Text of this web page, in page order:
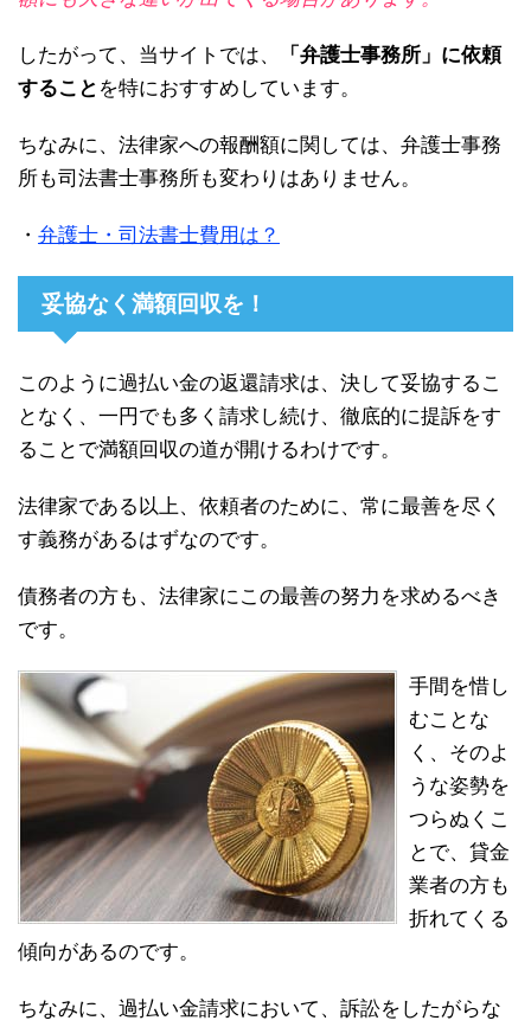
したがって、当サイトでは、
「弁護士事務所」に依頼
すること を特におすすめしています。
ちなみに、法律家への報酬額に関しては、弁護士事務
所も司法書士事務所も変わりはありません。
・ 弁護士・司法書士費用は？
妥協なく満額回収を！
このように過払い金の返還請求は、決して妥協するこ
となく、一円でも多く請求し続け、徹底的に提訴をす
ることで満額回収の道が開けるわけです。
法律家である以上、依頼者のために、常に最善を尽く
す義務があるはずなのです。
債務者の方も、法律家にこの最善の努力を求めるべき
です。
手間を惜し
むことな
く、そのよ
うな姿勢を
つらぬくこ
とで、貸金
業者の方も
折れてくる
傾向があるのです。
ちなみに、過払い金請求において、訴訟をしたがらな